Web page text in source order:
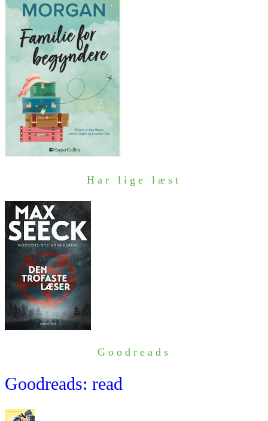
Har lige læst
Goodreads
Goodreads: read